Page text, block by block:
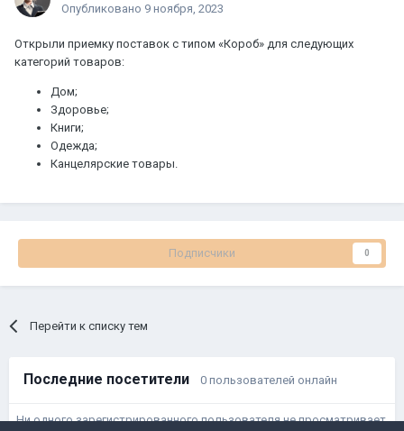
Опубликовано 9 ноября, 2023
Открыли приемку поставок с типом «Короб» для следующих
категорий товаров:
Дом;
Здоровье;
Книги;
Одежда;
Канцелярские товары.
Подписчики 0
Перейти к списку тем
Последние посетители 0 пользователей онлайн
Ни одного зарегистрированного пользователя не просматривает